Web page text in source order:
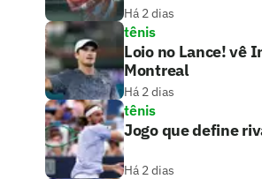
Há 2 dias
tênis
Loio no Lance! vê
Montreal
Há 2 dias
tênis
Jogo que define
Há 2 dias